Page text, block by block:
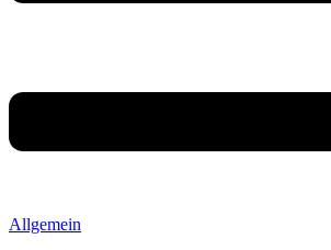
Allgemein